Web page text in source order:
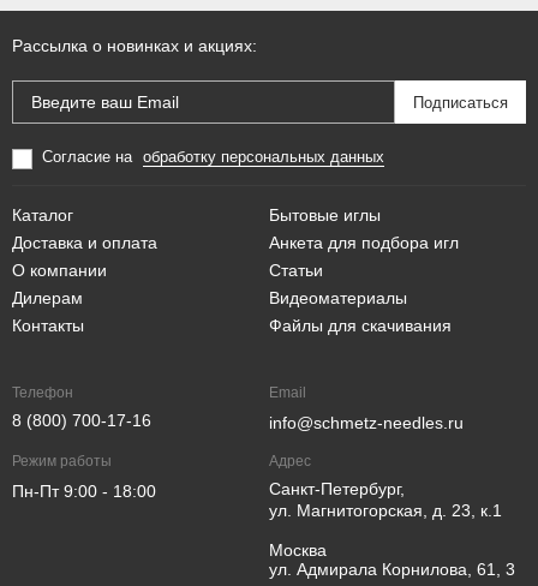
Рассылка о новинках и акциях:
Согласие на обработку персональных данных
Каталог
Доставка и оплата
О компании
Дилерам
Контакты
Бытовые иглы
Анкета для подбора игл
Статьи
Видеоматериалы
Файлы для скачивания
Телефон
8 (800) 700-17-16
Email
info@schmetz-needles.ru
Режим работы
Пн-Пт 9:00 - 18:00
Адрес
Санкт-Петербург,
ул. Магнитогорская, д. 23, к.1
Москва
ул. Адмирала Корнилова, 61, 3